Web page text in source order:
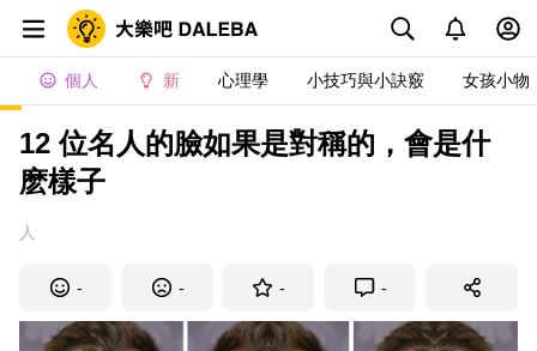
個人 新 心理學 小技巧與小訣竅 女孩小物
12 位名人的臉如果是對稱的，會是什
麽樣子
人
- - - -